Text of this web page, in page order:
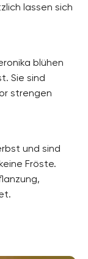
lassen sich
blühen
Sie sind
strengen
und sind
Fröste.